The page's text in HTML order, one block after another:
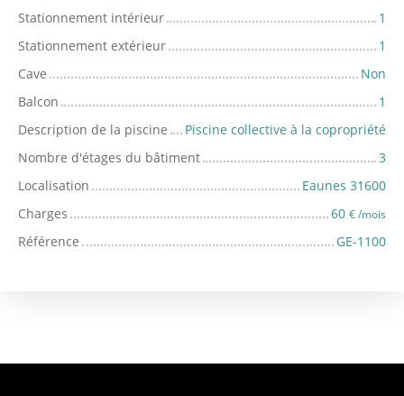
Stationnement intérieur
1
Stationnement extérieur
1
Cave
Non
Balcon
1
Description de la piscine
Piscine collective à la copropriété
Nombre d'étages du bâtiment
3
Localisation
Eaunes 31600
Charges
60 € /mois
Référence GE-1100